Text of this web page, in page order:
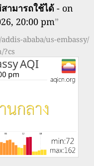
ามารถใช้ได้- on
20:00 pm”
ababa/us-embassy/
?cs